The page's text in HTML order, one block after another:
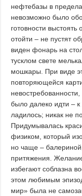
нефтебазы в
невозможно было
готовности
отойти – не пустят
виден фонарь на
тусклом свете
мошкары. При виде
повторяющейся
было далеко идти –
ладилось; никак не
Придумывалась
физиком, который
но чаще –
притяжения.
избегают соблазна
этом любимым
мир» была не